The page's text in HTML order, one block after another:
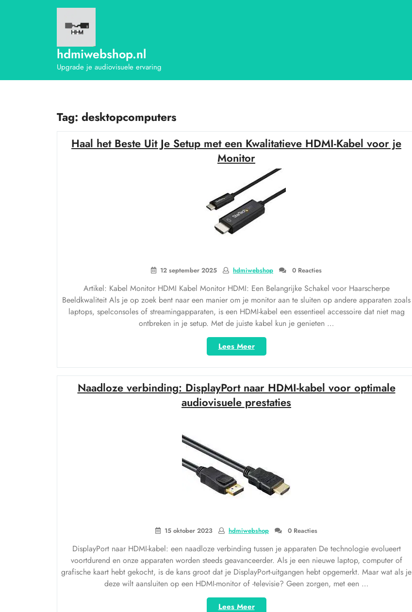
hdmiwebshop.nl
Upgrade je audiovisuele ervaring
Tag: desktopcomputers
Haal het Beste Uit Je Setup met een Kwalitatieve HDMI-Kabel voor je
Monitor
12 september 2025 hdmiwebshop 0 Reacties
Artikel: Kabel Monitor HDMI Kabel Monitor HDMI: Een Belangrijke Schakel voor Haarscherpe
Beeldkwaliteit Als je op zoek bent naar een manier om je monitor aan te sluiten op andere apparaten zoals
laptops, spelconsoles of streamingapparaten, is een HDMI-kabel een essentieel accessoire dat niet mag
ontbreken in je setup. Met de juiste kabel kun je genieten …
Lees Meer“Haal
het
Beste
Uit
Je
Setup
met
je
Monitor”
Naadloze verbinding: DisplayPort naar HDMI-kabel voor optimale
audiovisuele prestaties
15 oktober 2023 hdmiwebshop 0 Reacties
DisplayPort naar HDMI-kabel: een naadloze verbinding tussen je apparaten De technologie evolueert
voortdurend en onze apparaten worden steeds geavanceerder. Als je een nieuwe laptop, computer of
grafische kaart hebt gekocht, is de kans groot dat je DisplayPort-uitgangen hebt opgemerkt. Maar wat als je
deze wilt aansluiten op een HDMI-monitor of -televisie? Geen zorgen, met een …
Lees Meer“Naadloze